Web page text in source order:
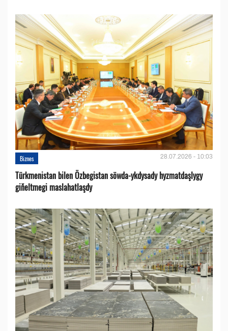
Biznes 28.07.2026 - 10:03
Türkmenistan bilen Özbegistan söwda-ykdysady hyzmatdaşlygy
giňeltmegi maslahatlaşdy